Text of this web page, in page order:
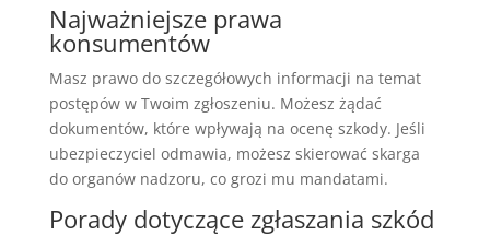
Najważniejsze prawa
konsumentów
Masz prawo do szczegółowych informacji na temat
postępów w Twoim zgłoszeniu. Możesz żądać
dokumentów, które wpływają na ocenę szkody. Jeśli
ubezpieczyciel odmawia, możesz skierować skarga
do organów nadzoru, co grozi mu mandatami.
Porady dotyczące zgłaszania szkód